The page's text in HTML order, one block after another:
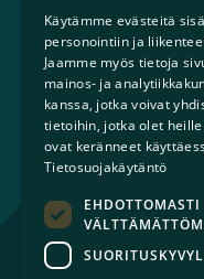
Mikä on
Perheestä
Lapsiperheille
Ammattilaisille
Päättäjille
Ajankohtaista
Tilaa uutiskirje
Lahjoita
Käytämme evästeitä
personointiin ja
Jaamme myös tietoja
mainos- ja
kanssa, jotka voivat
tietoihin, jotka olet
ovat keränneet
Tietosuojakäytäntö
EHDOTTOMASTI